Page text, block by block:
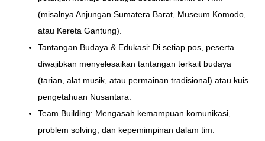
(misalnya Anjungan Sumatera Barat, Museum Komodo,
atau Kereta Gantung).
Tantangan Budaya & Edukasi: Di setiap pos, peserta
diwajibkan menyelesaikan tantangan terkait budaya
(tarian, alat musik, atau permainan tradisional) atau kuis
pengetahuan Nusantara.
Team Building: Mengasah kemampuan komunikasi,
problem solving, dan kepemimpinan dalam tim.